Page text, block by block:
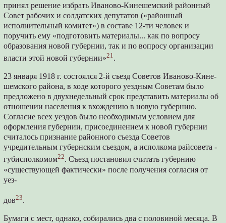
принял решение избрать Иваново-Кинешемский районный
Совет рабочих и солдатских депутатов («районный
исполнительный комитет») в составе 12-ти человек и
поручить ему «подготовить материалы... как по вопросу
образования новой губернии, так и по вопросу организации
власти этой новой губернии»21 .
23 января 1918 г. состоялся 2-й съезд Советов Иваново-Кине-
шемского района, в ходе которого уездным Советам было
предложено в двухнедельный срок представить материалы об
отношении населения к вхождению в новую губернию.
Согласие всех уездов было необходимым условием для
оформления губернии, присоединением к новой губернии
считалось признание районного съезда Советов
учредительным губернским съездом, а исполкома райсовета -
губисполкомом22. Съезд постановил считать губернию
«существующей фактически» после получения согласия от
уез-
дов23.
Бумаги с мест, однако, собирались два с половиной месяца. В